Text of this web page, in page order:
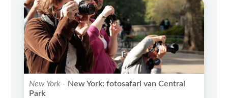
New York - New York: fotosafari van Central
Park